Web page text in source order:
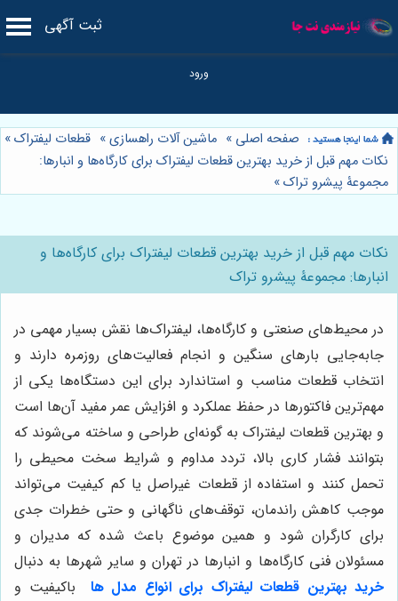
ثبت آگهی
صفحه اصلی » ماشین آلات راهسازی» قطعات لیفتراک»
نکات مهم قبل از خرید بهترین قطعات لیفتراک برای کارگاه‌ها و انبارها:
مجموعۀ پیشرو تراک»
نکات مهم قبل از خرید بهترین قطعات لیفتراک برای کارگاه‌ها و
انبارها: مجموعۀ پیشرو تراک
در محیط‌های صنعتی و کارگاه‌ها، لیفتراک‌ها نقش بسیار مهمی در
جابه‌جایی بارهای سنگین و انجام فعالیت‌های روزمره دارند و
انتخاب قطعات مناسب و استاندارد برای این دستگاه‌ها یکی از
مهم‌ترین فاکتورها در حفظ عملکرد و افزایش عمر مفید آن‌ها است
و بهترین قطعات لیفتراک به گونه‌ای طراحی و ساخته می‌شوند که
بتوانند فشار کاری بالا، تردد مداوم و شرایط سخت محیطی را
تحمل کنند و استفاده از قطعات غیراصل یا کم کیفیت می‌تواند
موجب کاهش راندمان، توقف‌های ناگهانی و حتی خطرات جدی
برای کارگران شود و همین موضوع باعث شده که مدیران و
مسئولان فنی کارگاه‌ها و انبارها در تهران و سایر شهرها به دنبال
خرید بهترین قطعات لیفتراک برای انواع مدل ها
باکیفیت و